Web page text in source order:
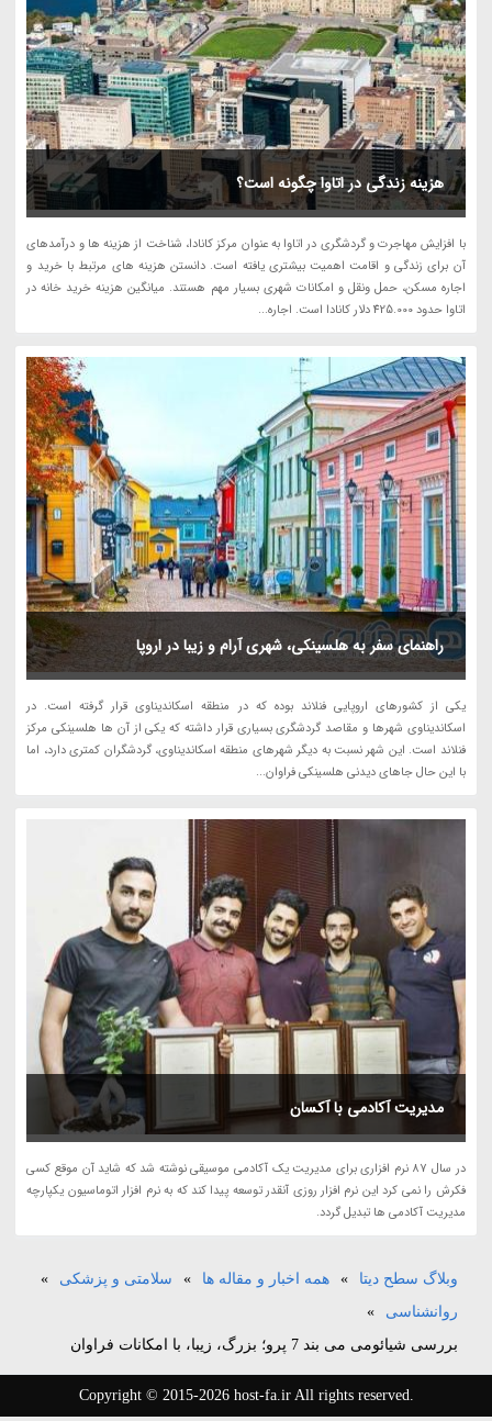
هزینه زندگی در اتاوا چگونه است؟
با افزایش مهاجرت و گردشگری در اتاوا به عنوان مرکز کانادا، شناخت از هزینه ها و درآمدهای
آن برای زندگی و اقامت اهمیت بیشتری یافته است. دانستن هزینه های مرتبط با خرید و
اجاره مسکن، حمل ونقل و امکانات شهری بسیار مهم هستند. میانگین هزینه خرید خانه در
اتاوا حدود 425.000 دلار کانادا است. اجاره...
راهنمای سفر به هلسینکی، شهری آرام و زیبا در اروپا
یکی از کشورهای اروپایی فنلاند بوده که در منطقه اسکاندیناوی قرار گرفته است. در
اسکاندیناوی شهرها و مقاصد گردشگری بسیاری قرار داشته که یکی از آن ها هلسینکی مرکز
فنلاند است. این شهر نسبت به دیگر شهرهای منطقه اسکاندیناوی، گردشگران کمتری دارد، اما
با این حال جاهای دیدنی هلسینکی فراوان...
مدیریت آکادمی با آکسان
در سال 87 نرم افزاری برای مدیریت یک آکادمی موسیقی نوشته شد که شاید آن موقع کسی
فکرش را نمی کرد این نرم افزار روزی آنقدر توسعه پیدا کند که به نرم افزار اتوماسیون یکپارچه
مدیریت آکادمی ها تبدیل گردد.
وبلاگ سطح دیتا » همه اخبار و مقاله ها » سلامتی و پزشکی
»
روانشناسی
»
بررسی شیائومی می بند 7 پرو؛ بزرگ، زیبا، با امکانات فراوان
Copyright © 2015-2026 host-fa.ir All rights reserved.